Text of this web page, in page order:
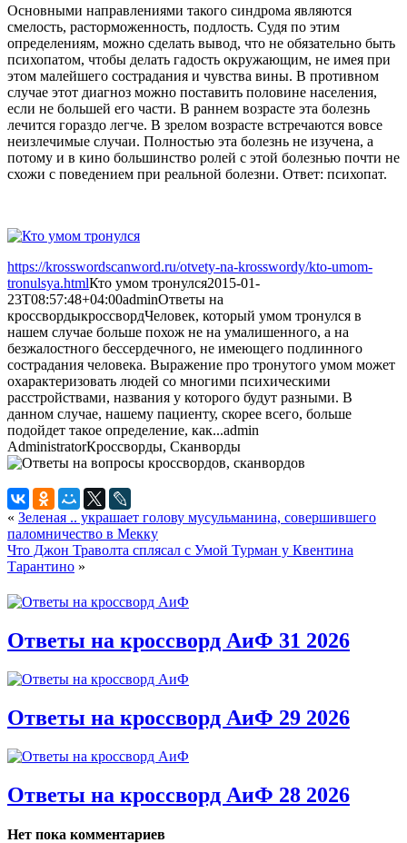
Основными направлениями такого синдрома являются
смелость, расторможенность, подлость. Судя по этим
определениям, можно сделать вывод, что не обязательно быть
психопатом, чтобы делать гадость окружающим, не имея при
этом малейшего сострадания и чувства вины. В противном
случае этот диагноз можно поставить половине населения,
если не большей его части. В раннем возрасте эта болезнь
лечится гораздо легче. В зрелом возрасте встречаются вовсе
неизлечимые случаи. Полностью эта болезнь не изучена, а
потому и в кино большинство ролей с этой болезнью почти не
схожи с поведением при реальной болезни. Ответ: психопат.
https://krosswordscanword.ru/otvety-na-krosswordy/kto-umom-
tronulsya.htmlКто умом тронулся2015-01-
23T08:57:48+04:00adminОтветы на
кроссвордыкроссвордЧеловек, который умом тронулся в
нашем случае больше похож не на умалишенного, а на
безжалостного бессердечного, не имеющего подлинного
сострадания человека. Выражение про тронутого умом может
охарактеризовать людей со многими психическими
расстройствами, названия у которого будут разными. В
данном случае, нашему пациенту, скорее всего, больше
подойдет такое определение, как...admin
AdministratorКроссворды, Сканворды
« Зеленая .. украшает голову мусульманина, совершившего
паломничество в Мекку
Что Джон Траволта сплясал с Умой Турман у Квентина
Тарантино »
Ответы на кроссворд АиФ 31 2026
Ответы на кроссворд АиФ 29 2026
Ответы на кроссворд АиФ 28 2026
Нет пока комментариев